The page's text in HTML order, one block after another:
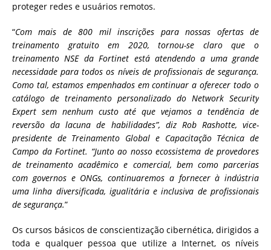
proteger redes e usuários remotos.
“Com mais de 800 mil inscrições para nossas ofertas de
treinamento gratuito em 2020, tornou-se claro que o
treinamento NSE da Fortinet está atendendo a uma grande
necessidade para todos os níveis de profissionais de segurança.
Como tal, estamos empenhados em continuar a oferecer todo o
catálogo de treinamento personalizado do Network Security
Expert sem nenhum custo até que vejamos a tendência de
reversão da lacuna de habilidades”, diz Rob Rashotte, vice-
presidente de Treinamento Global e Capacitação Técnica de
Campo da Fortinet. “Junto ao nosso ecossistema de provedores
de treinamento acadêmico e comercial, bem como parcerias
com governos e ONGs, continuaremos a fornecer à indústria
uma linha diversificada, igualitária e inclusiva de profissionais
de segurança.”
Os cursos básicos de conscientização cibernética, dirigidos a
toda e qualquer pessoa que utilize a Internet, os níveis